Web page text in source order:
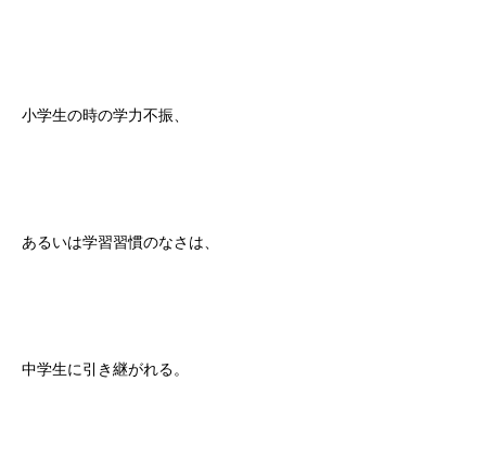
小学生の時の学力不振、
あるいは学習習慣のなさは、
中学生に引き継がれる。